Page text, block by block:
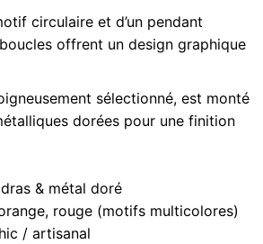
circulaire et d’un pendant
offrent un design graphique
sélectionné, est monté
dorées pour une finition
& métal doré
rouge (motifs multicolores)
/ artisanal